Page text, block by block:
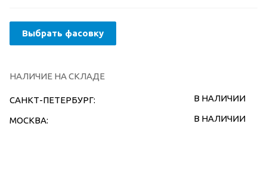
Выбрать фасовку
НАЛИЧИЕ НА СКЛАДЕ
САНКТ-ПЕТЕРБУРГ: В НАЛИЧИИ
МОСКВА: В НАЛИЧИИ